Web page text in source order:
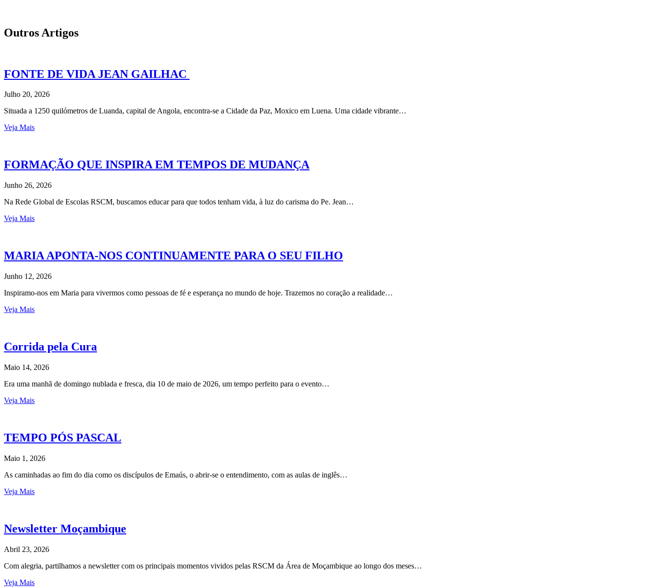
Outros Artigos
FONTE DE VIDA JEAN GAILHAC
Julho 20, 2026
Situada a 1250 quilómetros de Luanda, capital de Angola, encontra-se a Cidade da Paz, Moxico em Luena. Uma cidade vibrante…
Veja Mais
FORMAÇÃO QUE INSPIRA EM TEMPOS DE MUDANÇA
Junho 26, 2026
Na Rede Global de Escolas RSCM, buscamos educar para que todos tenham vida, à luz do carisma do Pe. Jean…
Veja Mais
MARIA APONTA-NOS CONTINUAMENTE PARA O SEU FILHO
Junho 12, 2026
Inspiramo-nos em Maria para vivermos como pessoas de fé e esperança no mundo de hoje. Trazemos no coração a realidade…
Veja Mais
Corrida pela Cura
Maio 14, 2026
Era uma manhã de domingo nublada e fresca, dia 10 de maio de 2026, um tempo perfeito para o evento…
Veja Mais
TEMPO PÓS PASCAL
Maio 1, 2026
As caminhadas ao fim do dia como os discípulos de Emaús, o abrir-se o entendimento, com as aulas de inglês…
Veja Mais
Newsletter Moçambique
Abril 23, 2026
Com alegria, partilhamos a newsletter com os principais momentos vividos pelas RSCM da Área de Moçambique ao longo dos meses…
Veja Mais